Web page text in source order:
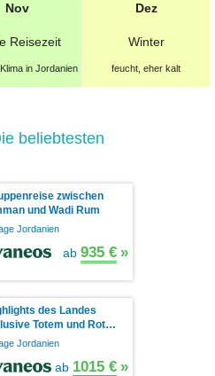
Nov
Reisezeit
in Jordanien
Dez
Winter
feucht, eher kalt
beliebtesten
zwischen
und Wadi Rum
Jordanien
ab 935 € »
des Landes
Totem und Rot…
Jordanien
ab 1015 € »